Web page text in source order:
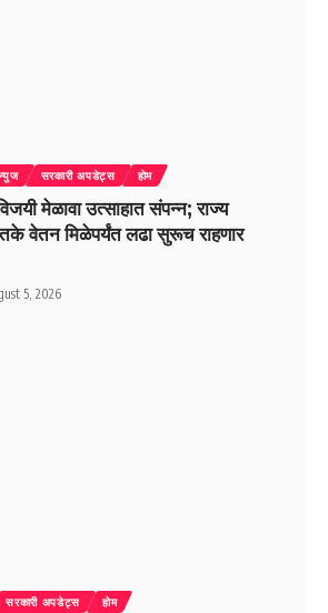
सरकारी अपडेट्स होम
मेळावा उत्साहात संपन्न; राज्य
वेतन मिळेपर्यंत लढा सुरूच राहणार
5, 2026
सरकारी अपडेट्स होम